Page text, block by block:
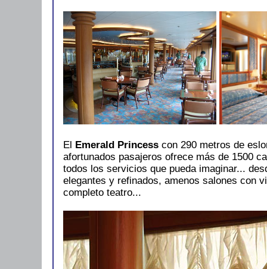
El Emerald Princess con 290 metros de
afortunados pasajeros ofrece más de 1500
todos los servicios que pueda imaginar...
elegantes y refinados, amenos salones con
completo teatro...